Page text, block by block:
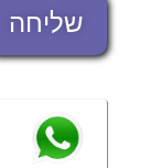
שליחה